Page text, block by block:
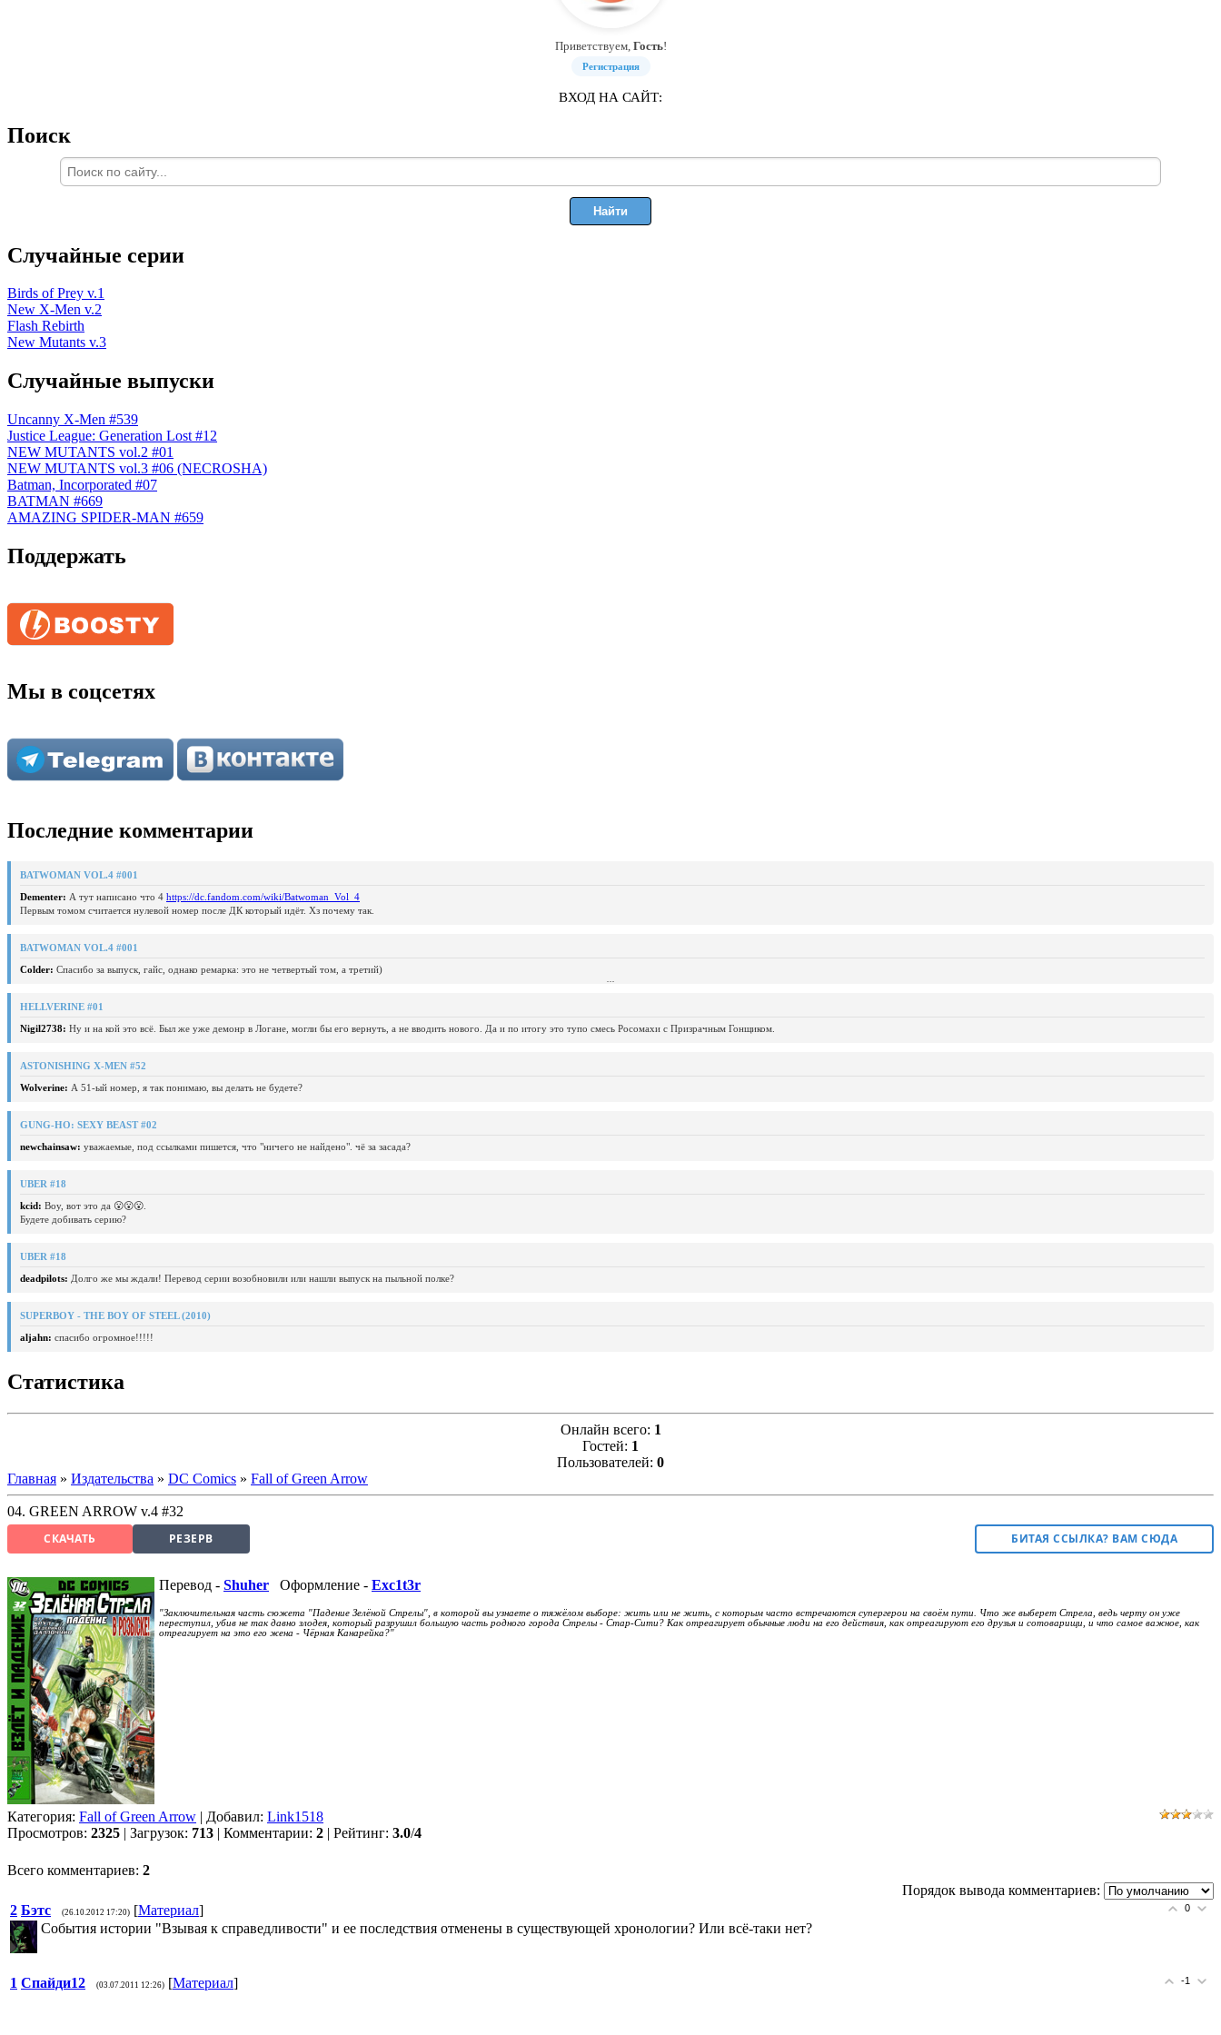
Приветствуем, Гость!
Регистрация
ВХОД НА САЙТ:
Поиск
Случайные серии
Birds of Prey v.1
New X-Men v.2
Flash Rebirth
New Mutants v.3
Случайные выпуски
Uncanny X-Men #539
Justice League: Generation Lost #12
NEW MUTANTS vol.2 #01
NEW MUTANTS vol.3 #06 (NECROSHA)
Batman, Incorporated #07
BATMAN #669
AMAZING SPIDER-MAN #659
Поддержать
Мы в соцсетях
Последние комментарии
BATWOMAN VOL.4 #001
Dementer: А тут написано что 4 https://dc.fandom.com/wiki/Batwoman_Vol_4
Первым томом считается нулевой номер после ДК который идёт. Хз почему так.
BATWOMAN VOL.4 #001
Colder: Спасибо за выпуск, гайс, однако ремарка: это не четвертый том, а третий)
HELLVERINE #01
Nigil2738: Ну и на кой это всё. Был же уже демонр в Логане, могли бы его вернуть, а не вводить нового. Да и по итогу это тупо смесь Росомахи с Призрачным Гонщиком.
ASTONISHING X-MEN #52
Wolverine: А 51-ый номер, я так понимаю, вы делать не будете?
GUNG-HO: SEXY BEAST #02
newchainsaw: уважаемые, под ссылками пишется, что "ничего не найдено". чё за засада?
UBER #18
kcid: Воу, вот это да 😮😮😮.
Будете добивать серию?
UBER #18
deadpilots: Долго же мы ждали! Перевод серии возобновили или нашли выпуск на пыльной полке?
SUPERBOY - THE BOY OF STEEL (2010)
aljahn: спасибо огромное!!!!!
Статистика
Онлайн всего: 1
Гостей: 1
Пользователей: 0
Главная » Издательства » DC Comics » Fall of Green Arrow
04. GREEN ARROW v.4 #32
СКАЧАТЬ
РЕЗЕРВ БИТАЯ ССЫЛКА? ВАМ СЮДА
Перевод - Shuher Оформление - Exc1t3r
"Заключительная часть сюжета "Падение Зелёной Стрелы", в которой вы узнаете о тяжёлом выборе: жить или не жить, с которым часто встречаются супергерои на своём пути. Что же выберет Стрела, ведь черту он уже
переступил, убив не так давно злодея, который разрушил большую часть родного города Стрелы - Стар-Сити? Как отреагирует обычные люди на его действия, как отреагируют его друзья и сотоварищи, и что самое важное, как
отреагирует на это его жена - Чёрная Канарейка?"
Категория: Fall of Green Arrow | Добавил: Link1518
Просмотров: 2325 | Загрузок: 713 | Комментарии: 2 | Рейтинг: 3.0/4
Всего комментариев: 2
Порядок вывода комментариев:
0
2 Бэтс (26.10.2012 17:20) [Материал]
События истории "Взывая к справедливости" и ее последствия отменены в существующей хронологии? Или всё-таки нет?
-1
1 Спайди12 (03.07.2011 12:26) [Материал]